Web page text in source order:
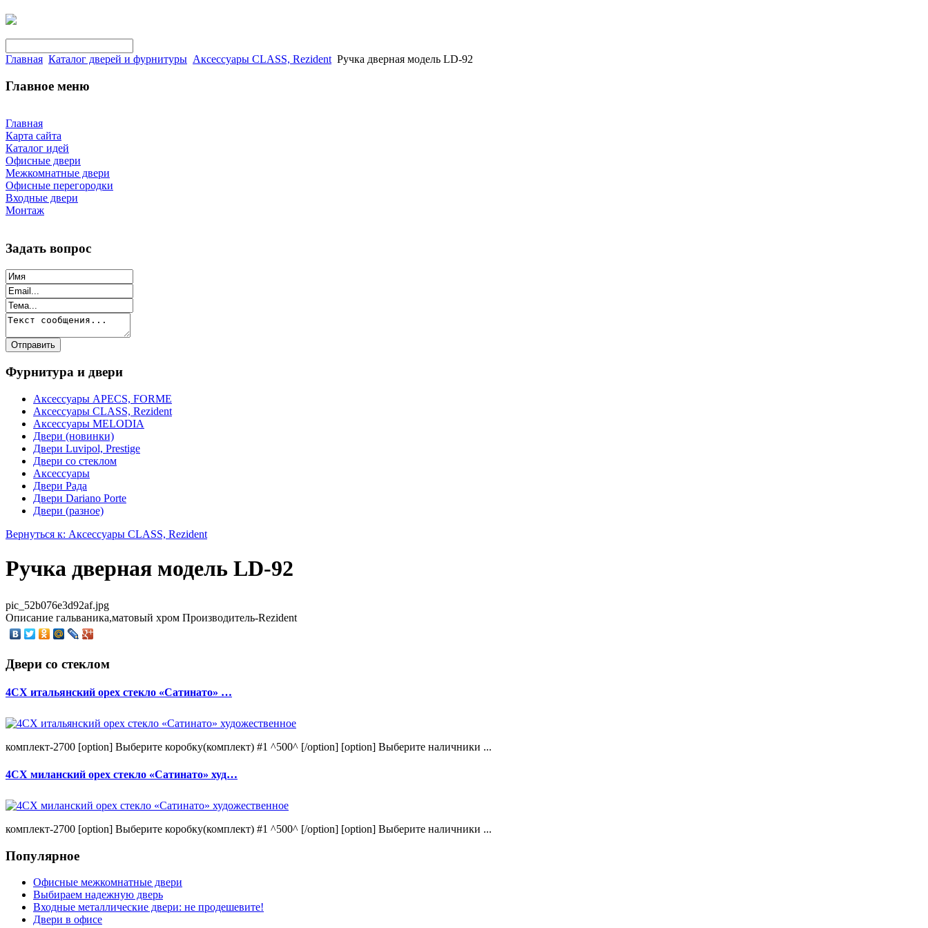
Главная Каталог дверей и фурнитуры Аксессуары CLASS, Rezident Ручка дверная модель LD-92
Главное меню
Главная
Карта сайта
Каталог идей
Офисные двери
Межкомнатные двери
Офисные перегородки
Входные двери
Монтаж
Задать вопрос
Фурнитура и двери
Аксессуары APECS, FORME
Аксессуары CLASS, Rezident
Аксессуары MELODIA
Двери (новинки)
Двери Luvipol, Prestige
Двери со стеклом
Аксессуары
Двери Рада
Двери Dariano Porte
Двери (разное)
Вернуться к: Аксессуары CLASS, Rezident
Ручка дверная модель LD-92
pic_52b076e3d92af.jpg
Описание гальваника,матовый хром Производитель-Rezident
Двери со стеклом
4CХ итальянский орех стекло «Сатинато» …
комплект-2700 [option] Выберите коробку(комплект) #1 ^500^ [/option] [option] Выберите наличники ...
4CХ миланский орех стекло «Сатинато» худ…
комплект-2700 [option] Выберите коробку(комплект) #1 ^500^ [/option] [option] Выберите наличники ...
Популярное
Офисные межкомнатные двери
Выбираем надежную дверь
Входные металлические двери: не продешевите!
Двери в офисе